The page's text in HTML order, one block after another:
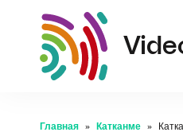
Главная Катканме